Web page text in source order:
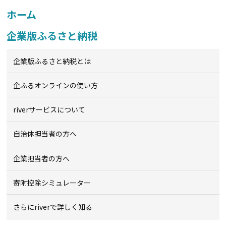
ホーム
企業版ふるさと納税
企業版ふるさと納税とは
企ふるオンラインの使い方
riverサービスについて
自治体担当者の方へ
企業担当者の方へ
寄附控除シミュレーター
さらにriverで詳しく知る